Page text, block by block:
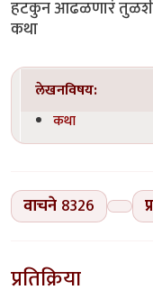
लेखनविषय:
कथा
वाचने 8326
प्रतिक्रिया